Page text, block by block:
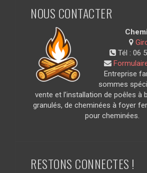
NOUS CONTACTER
Tél : 06
Entreprise
sommes
vente et l’installation de poêles à
granulés, de cheminées à foyer
pour cheminées.
RESTONS CONNECTES !